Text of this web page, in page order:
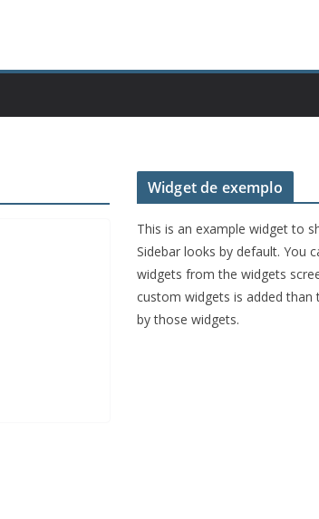
Widget de exemplo
This is an example widget to
Sidebar looks by default. You
widgets from the widgets
custom widgets is added than
by those widgets.